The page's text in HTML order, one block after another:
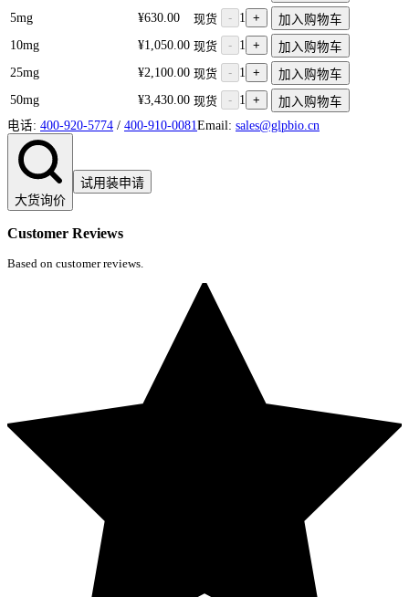
5mg
¥630.00 现货 - 1 +
加入购物车
10mg
¥1,050.00 现货 - 1 +
加入购物车
25mg
¥2,100.00 现货 - 1 +
加入购物车
50mg
¥3,430.00 现货 - 1 +
加入购物车
电话: 400-920-5774 / 400-910-0081 Email: sales@glpbio.cn
大货询价
试用装申请
Customer Reviews
Based on customer reviews.